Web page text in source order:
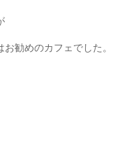
勧めのカフェでした。